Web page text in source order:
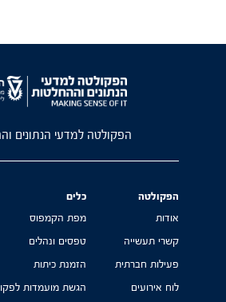
הפקולטה למדעי הנתונים
הפקולטה
אודות
קשרי תעשייה
פעילות חברתית
לוח אירועים
כלים
מפת הקמפוס
טפסים ונהלים
הזמנת כיתות
הגשת מועמדות